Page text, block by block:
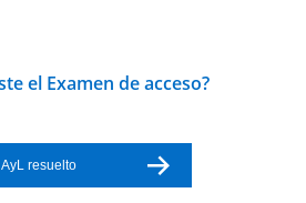
el Examen de acceso?
resuelto